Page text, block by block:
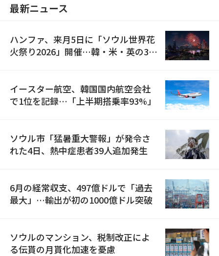
最新ニュース
ハンファ、来月5日に「ソウル世界花
火祭り2026」開催…韓・米・英の3カ
イースター航空、韓国国内航空会社
で1位を記録…「上半期搭乗率93%」
ソウル市「猛暑重大警報」が発令さ
れた4日、熱中症患者39人追加発生
6月の経常収支、497億ドルで「過去
最大」…輸出が初の1000億ドル突破
ソウルのマンション、税制改正によ
る伝貰の月貰化加速を憂慮